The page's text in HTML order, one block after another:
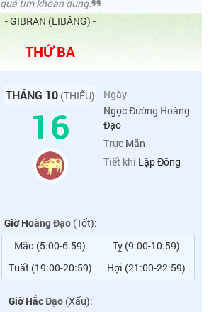
quả tim khoan dung.
- GIBRAN (LIBĂNG) -
THỨ BA
THÁNG 10(THIẾU)
16
Ngày
Ngọc Đường Hoàng
Đạo
Trực Mãn
Tiết khí Lập Đông
Giờ Hoàng Đạo(Tốt):
Mão (5:00-6:59)
Tỵ (9:00-10:59)
Tuất (19:00-20:59) Hợi (21:00-22:59)
Giờ Hắc Đạo(Xấu):